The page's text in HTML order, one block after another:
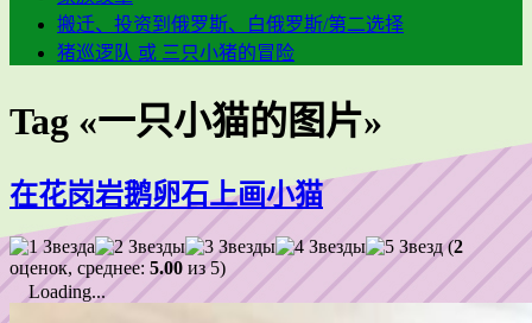
搬迁、投资到俄罗斯、白俄罗斯/第二选择
猪巡逻队 或 三只小猪的冒险
Tag «一只小猫的图片»
在花岗岩鹅卵石上画小猫
(2
оценок, среднее: 5.00 из 5)
Loading...